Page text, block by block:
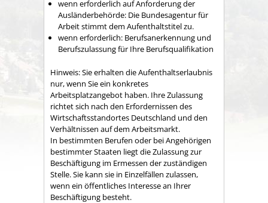
wenn erforderlich auf Anforderung der
Ausländerbehörde: Die Bundesagentur für
Arbeit stimmt dem Aufenthaltstitel zu.
wenn erforderlich: Berufsanerkennung und
Berufszulassung für Ihre Berufsqualifikation
Hinweis: Sie erhalten die Aufenthaltserlaubnis
nur, wenn Sie ein konkretes
Arbeitsplatzangebot haben. Ihre Zulassung
richtet sich nach den Erfordernissen des
Wirtschaftsstandortes Deutschland und den
Verhältnissen auf dem Arbeitsmarkt.
In bestimmten Berufen oder bei Angehörigen
bestimmter Staaten liegt die Zulassung zur
Beschäftigung im Ermessen der zuständigen
Stelle. Sie kann sie in Einzelfällen zulassen,
wenn ein öffentliches Interesse an Ihrer
Beschäftigung besteht.